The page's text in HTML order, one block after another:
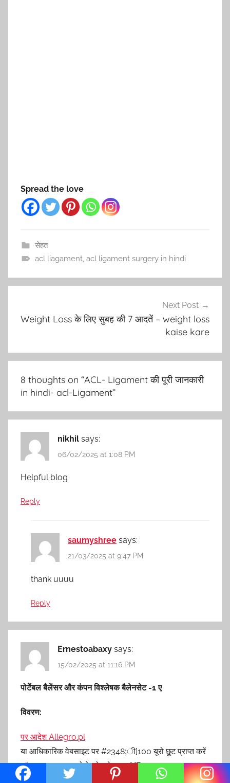
Spread the love
सेहत
acl liagament, acl ligament surgery in hindi
navigation
Next Post
Weight Loss के लिए सुबह की 7 आदतें – weight loss
kaise kare
8 thoughts on “ACL- Ligament की पूरी जानकारी
in hindi- acl-Ligament”
nikhil says:
06/02/2025 at 1:08 PM
Helpful blog
Reply
saumyshree says:
21/03/2025 at 9:47 PM
thank uuuu
Reply
Ernestoabaxy says:
15/02/2025 at 11:16 PM
पोर्टेबल बैलेंसर और कंपन विश्लेषक बैलेनसेट -1 ए
विवरण:
पर आदेश Allegro.pl
या आधिकारिक वेबसाइट पर #2348;ी]100 यूरोछूट प्राप्त करें
vibromera.euप्रोमो कोड के साथVB100